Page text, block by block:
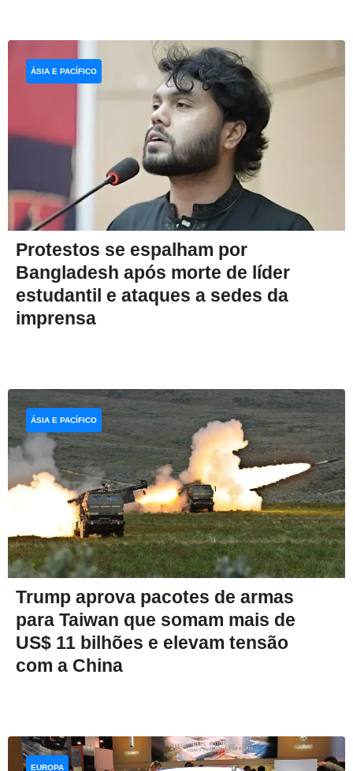
Protestos se espalham por
Bangladesh após morte de líder
estudantil e ataques a sedes da
imprensa
ÁSIA E PACÍFICO
Trump aprova pacotes de armas
para Taiwan que somam mais de
US$ 11 bilhões e elevam tensão
com a China
ÁSIA E PACÍFICO
EUROPA